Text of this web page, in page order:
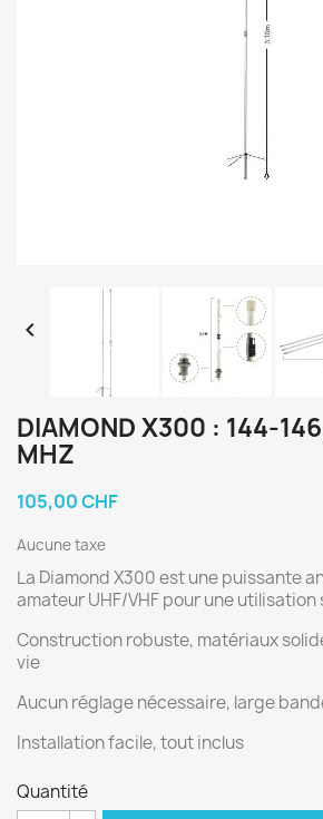

DIAMOND X300 : 144-
MHZ
105,00 CHF
Aucune taxe
La Diamond X300 est une puissante
amateur UHF/VHF pour une
Construction robuste, matériaux
vie
Aucun réglage nécessaire, large
Installation facile, tout inclus
Quantité